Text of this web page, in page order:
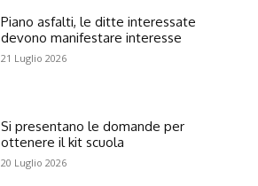
Piano asfalti, le ditte interessate
devono manifestare interesse
21 Luglio 2026
Si presentano le domande per
ottenere il kit scuola
20 Luglio 2026